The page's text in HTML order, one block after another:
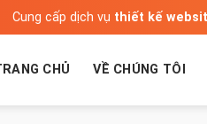
Cung cấp dịch vụ thiết kế
CHỦ VỀ CHÚNG TÔI